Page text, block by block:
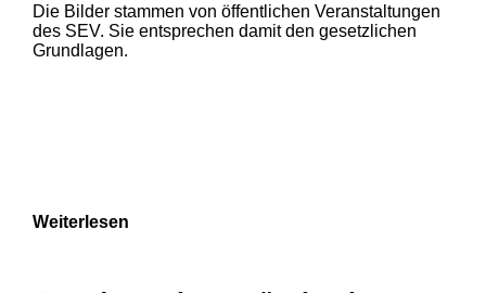
Die Bilder stammen von öffentlichen Veranstaltungen
des SEV. Sie entsprechen damit den gesetzlichen
Grundlagen.
Weiterlesen